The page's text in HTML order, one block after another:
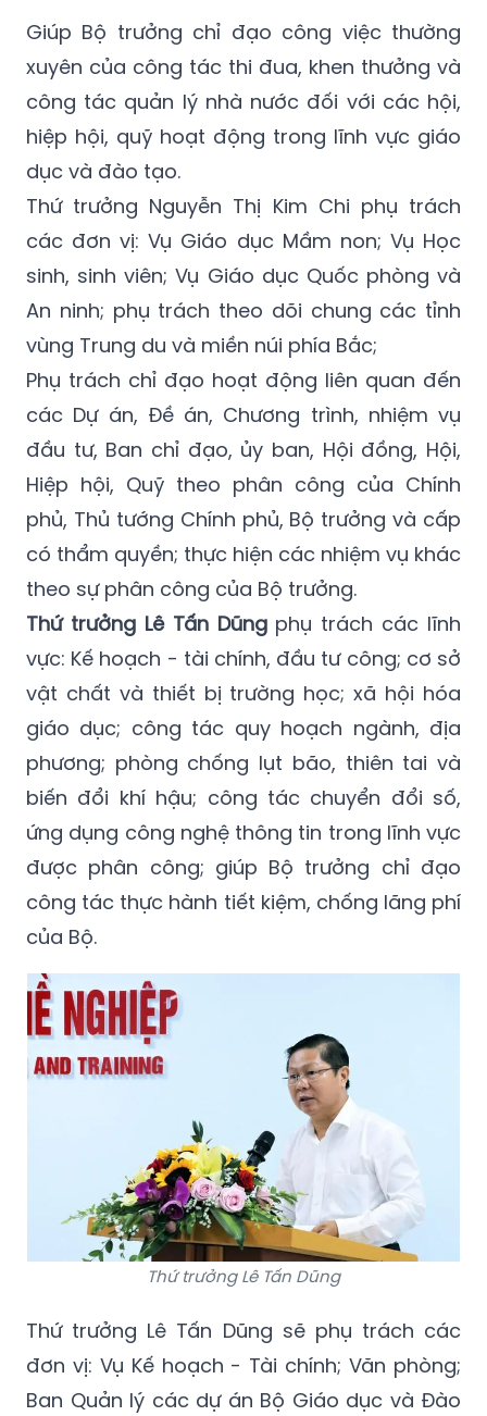
Giúp Bộ trưởng chỉ đạo công việc thường
xuyên của công tác thi đua, khen thưởng và
công tác quản lý nhà nước đối với các hội,
hiệp hội, quỹ hoạt động trong lĩnh vực giáo
dục và đào tạo.
Thứ trưởng Nguyễn Thị Kim Chi phụ trách
các đơn vị: Vụ Giáo dục Mầm non; Vụ Học
sinh, sinh viên; Vụ Giáo dục Quốc phòng và
An ninh; phụ trách theo dõi chung các tỉnh
vùng Trung du và miền núi phía Bắc;
Phụ trách chỉ đạo hoạt động liên quan đến
các Dự án, Đề án, Chương trình, nhiệm vụ
đầu tư, Ban chỉ đạo, ủy ban, Hội đồng, Hội,
Hiệp hội, Quỹ theo phân công của Chính
phủ, Thủ tướng Chính phủ, Bộ trưởng và cấp
có thẩm quyền; thực hiện các nhiệm vụ khác
theo sự phân công của Bộ trưởng.
Thứ trưởng Lê Tấn Dũng phụ trách các lĩnh
vực: Kế hoạch - tài chính, đầu tư công; cơ sở
vật chất và thiết bị trường học; xã hội hóa
giáo dục; công tác quy hoạch ngành, địa
phương; phòng chống lụt bão, thiên tai và
biến đổi khí hậu; công tác chuyển đổi số,
ứng dụng công nghệ thông tin trong lĩnh vực
được phân công; giúp Bộ trưởng chỉ đạo
công tác thực hành tiết kiệm, chống lãng phí
của Bộ.
Thứ trưởng Lê Tấn Dũng
Thứ trưởng Lê Tấn Dũng sẽ phụ trách các
đơn vị: Vụ Kế hoạch - Tài chính; Văn phòng;
Ban Quản lý các dự án Bộ Giáo dục và Đào